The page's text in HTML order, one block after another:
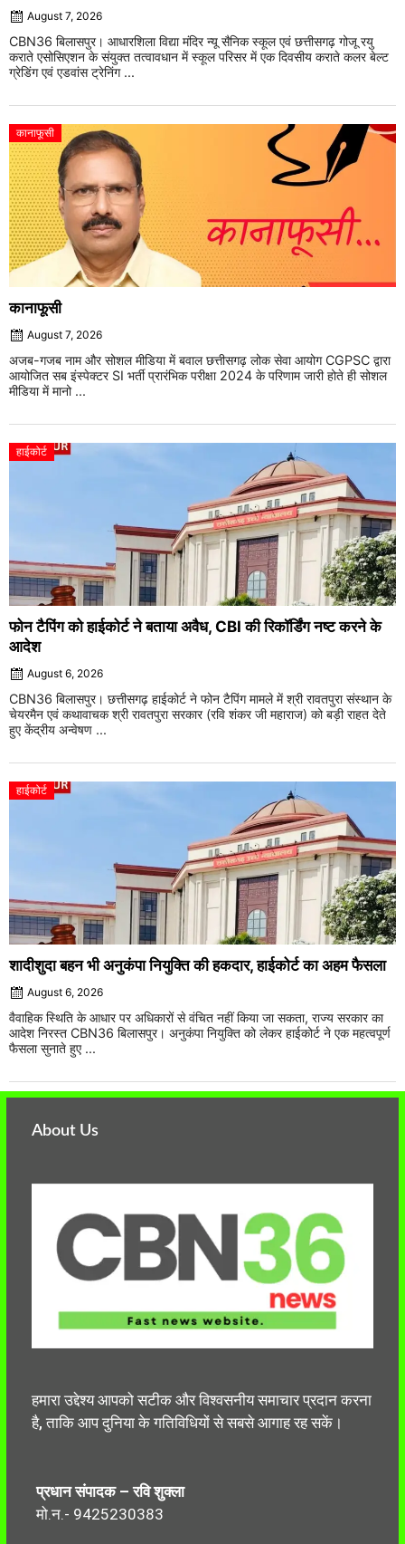
August 7, 2026
CBN36 बिलासपुर। आधारशिला विद्या मंदिर न्यू सैनिक स्कूल एवं छत्तीसगढ़ गोजू रयु
कराते एसोसिएशन के संयुक्त तत्वावधान में स्कूल परिसर में एक दिवसीय कराते कलर बेल्ट
ग्रेडिंग एवं एडवांस ट्रेनिंग ...
कानाफूसी
कानाफूसी
August 7, 2026
अजब-गजब नाम और सोशल मीडिया में बवाल छत्तीसगढ़ लोक सेवा आयोग CGPSC द्वारा
आयोजित सब इंस्पेक्टर SI भर्ती प्रारंभिक परीक्षा 2024 के परिणाम जारी होते ही सोशल
मीडिया में मानो ...
हाईकोर्ट
फोन टैपिंग को हाईकोर्ट ने बताया अवैध, CBI की रिकॉर्डिंग नष्ट करने के
आदेश
August 6, 2026
CBN36 बिलासपुर। छत्तीसगढ़ हाईकोर्ट ने फोन टैपिंग मामले में श्री रावतपुरा संस्थान के
चेयरमैन एवं कथावाचक श्री रावतपुरा सरकार (रवि शंकर जी महाराज) को बड़ी राहत देते
हुए केंद्रीय अन्वेषण ...
हाईकोर्ट
शादीशुदा बहन भी अनुकंपा नियुक्ति की हकदार, हाईकोर्ट का अहम फैसला
August 6, 2026
वैवाहिक स्थिति के आधार पर अधिकारों से वंचित नहीं किया जा सकता, राज्य सरकार का
आदेश निरस्त CBN36 बिलासपुर। अनुकंपा नियुक्ति को लेकर हाईकोर्ट ने एक महत्वपूर्ण
फैसला सुनाते हुए ...
About Us
हमारा उद्देश्य आपको सटीक और विश्वसनीय समाचार प्रदान करना
है, ताकि आप दुनिया के गतिविधियों से सबसे आगाह रह सकें।
प्रधान संपादक – रवि शुक्ला
मो.न.- 9425230383